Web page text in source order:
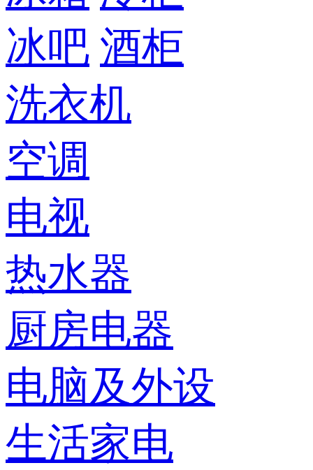
冰吧 酒柜
洗衣机
空调
电视
热水器
厨房电器
电脑及外设
生活家电